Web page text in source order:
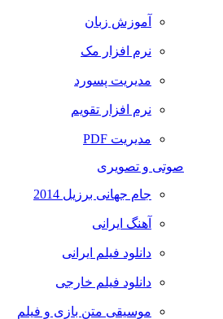
آموزش زبان
نرم افزار مک
مدیریت پسورد
نرم افزار تقویم
مدیریت PDF
صوتی و تصویری
جام جهانی برزیل 2014
آهنگ ایرانی
دانلود فیلم ایرانی
دانلود فیلم خارجی
موسیقی متن بازی و فیلم